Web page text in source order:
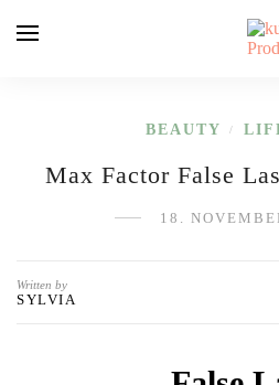
BEAUTY /
Max Factor False
18.
Written by
SYLVIA